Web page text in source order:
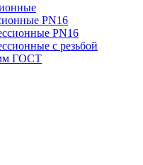
PN16
PN16
с резьбой
ГОСТ